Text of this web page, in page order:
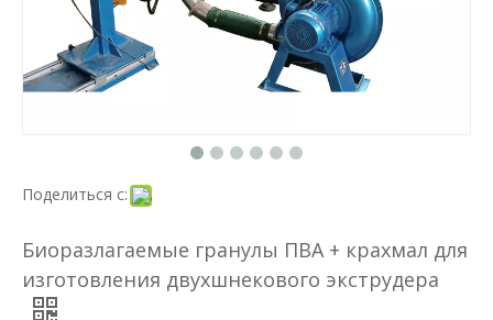
Поделиться с:
Биоразлагаемые гранулы ПВА + крахмал для
изготовления двухшнекового экструдера